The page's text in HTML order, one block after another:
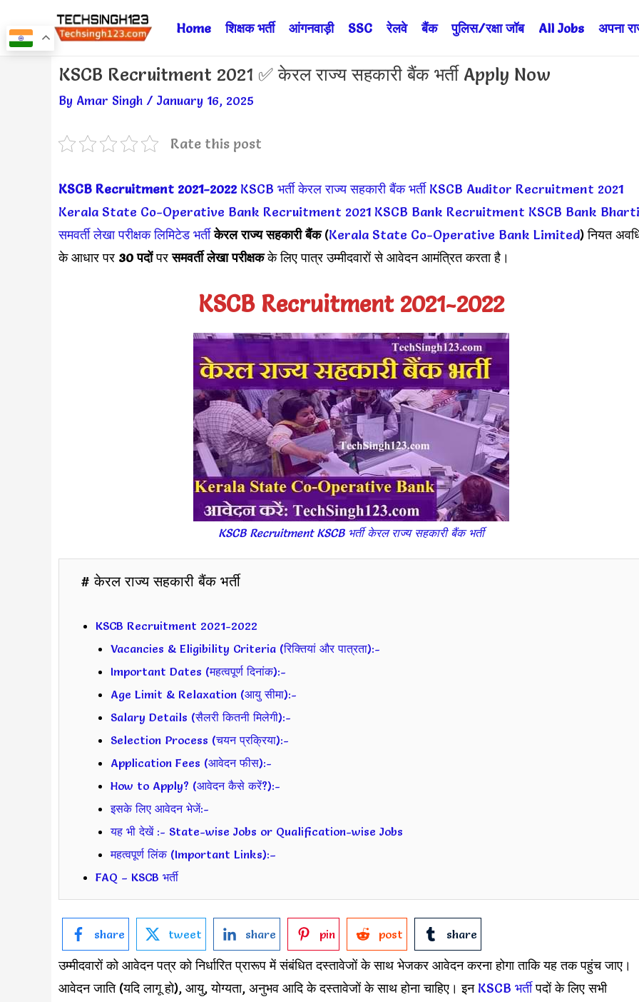
to
Home शिक्षक भर्ती आंगनवाड़ी SSC रेलवे बैंक पुलिस/रक्षा जॉब All Jobs अपना
KSCB Recruitment 2021 ✅ केरल राज्य सहकारी बैंक भर्ती Apply Now
By Amar Singh / January 16, 2025
Rate this post
KSCB Recruitment 2021-2022 KSCB भर्ती केरल राज्य सहकारी बैंक भर्ती KSCB Auditor Recruitment 2021
Kerala State Co-Operative Bank Recruitment 2021 KSCB Bank Recruitment KSCB Bank Bharti
समवर्ती लेखा परीक्षक लिमिटेड भर्ती केरल राज्य सहकारी बैंक(Kerala State Co-Operative Bank Limited) नियत
के आधार पर 30 पदोंपरसमवर्ती लेखा परीक्षकके लिए पात्र उम्मीदवारों से आवेदन आमंत्रित करता है।
KSCB Recruitment 2021-2022
KSCB Recruitment KSCB भर्ती केरल राज्य सहकारी बैंक भर्ती
# केरल राज्य सहकारी बैंक भर्ती
KSCB Recruitment 2021-2022
Vacancies & Eligibility Criteria (रिक्तियां और पात्रता):-
Important Dates (महत्वपूर्ण दिनांक):-
Age Limit & Relaxation (आयु सीमा):-
Salary Details (सैलरी कितनी मिलेगी):-
Selection Process (चयन प्रक्रिया):-
Application Fees (आवेदन फीस):-
How to Apply? (आवेदन कैसे करें?):-
इसके लिए आवेदन भेजें:-
यह भी देखें :- State-wise Jobs or Qualification-wise Jobs
महत्वपूर्ण लिंक (Important Links):–
FAQ – KSCB भर्ती
share tweet share pin post share
उम्मीदवारों को आवेदन पत्र को निर्धारित प्रारूप में संबंधित दस्तावेजों के साथ भेजकर आवेदन करना होगा ताकि यह तक पहुंच जाए।
आवेदन जाति (यदि लागू हो), आयु, योग्यता, अनुभव आदि के दस्तावेजों के साथ होना चाहिए। इन KSCB भर्तीपदों के लिए सभी
Post